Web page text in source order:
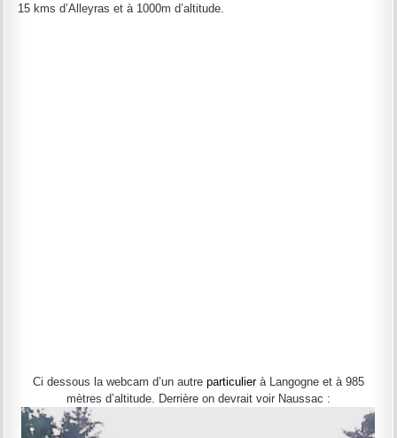
15 kms d’Alleyras et à 1000m d’altitude.
Ci dessous la webcam d’un autre particulierà Langogne et à 985
mètres d’altitude. Derrière on devrait voir Naussac :